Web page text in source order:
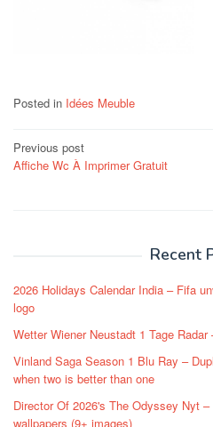
Posted in Idées Meuble
Post
navigation
Previous post
Affiche Wc À Imprimer Gratuit
Recent
2026 Holidays Calendar India – Fifa
logo
Wetter Wiener Neustadt 1 Tage
Vinland Saga Season 1 Blu Ray –
when two is better than one
Director Of 2026's The Odyssey Nyt
wallpapers (9+ images)